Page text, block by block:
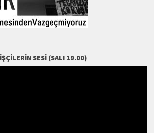
İŞÇILERIN SESI (SALI 19.00)